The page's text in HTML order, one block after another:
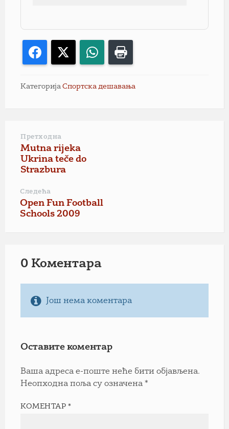
Facebook WhatsApp
Категорија Спортска дешавања
Претходна
Mutna rijeka
Ukrina teče do
Strazbura
Следећа
Open Fun Football
Schools 2009
0 Коментарa
Још нема коментара
Оставите коментар
Ваша адреса е-поште неће бити објављена.
Неопходна поља су означена *
КОМЕНТАР*